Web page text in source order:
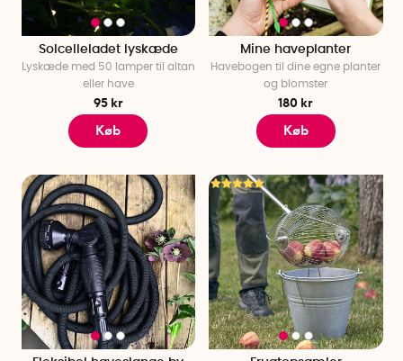
Solcelleladet lyskæde
Lyskæde med 50 lamper til altan
eller have
95 kr
Køb
Mine haveplanter
Havebogen til dine egne planter
og blomster
180 kr
Køb